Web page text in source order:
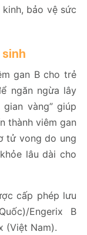
bảo vệ sức
gan B cho trẻ
ngăn ngừa lây
vàng” giúp
thành viêm gan
tử vong do ung
lâu dài cho
cấp phép lưu
Engerix B
(Việt Nam).